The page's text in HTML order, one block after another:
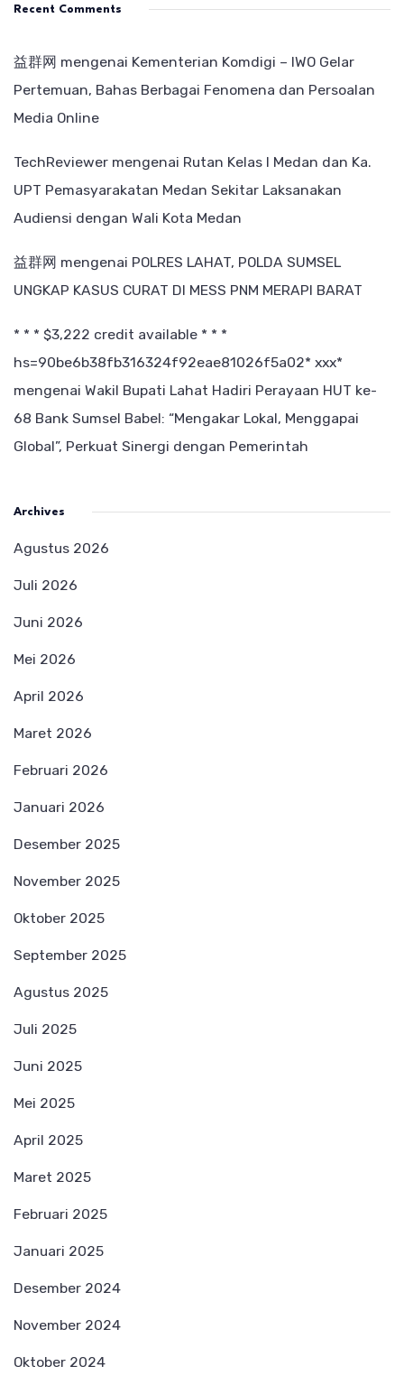
Recent Comments
益群网 mengenai Kementerian Komdigi – IWO Gelar
Pertemuan, Bahas Berbagai Fenomena dan Persoalan
Media Online
TechReviewer mengenai Rutan Kelas I Medan dan Ka.
UPT Pemasyarakatan Medan Sekitar Laksanakan
Audiensi dengan Wali Kota Medan
益群网 mengenai POLRES LAHAT, POLDA SUMSEL
UNGKAP KASUS CURAT DI MESS PNM MERAPI BARAT
* * * $3,222 credit available * * *
hs=90be6b38fb316324f92eae81026f5a02* ххх*
mengenai Wakil Bupati Lahat Hadiri Perayaan HUT ke-
68 Bank Sumsel Babel: “Mengakar Lokal, Menggapai
Global”, Perkuat Sinergi dengan Pemerintah
Archives
Agustus 2026
Juli 2026
Juni 2026
Mei 2026
April 2026
Maret 2026
Februari 2026
Januari 2026
Desember 2025
November 2025
Oktober 2025
September 2025
Agustus 2025
Juli 2025
Juni 2025
Mei 2025
April 2025
Maret 2025
Februari 2025
Januari 2025
Desember 2024
November 2024
Oktober 2024